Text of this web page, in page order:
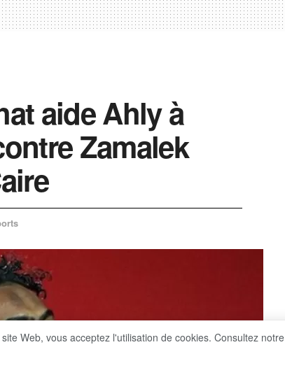
aide Ahly à
Zamalek
Web, vous acceptez l'utilisation de cookies. Consultez notre